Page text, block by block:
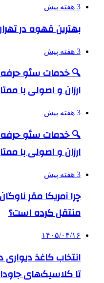
3 هفته پیش
بهترین قهوه در
3 هفته پیش
ارزان و اصولی با
3 هفته پیش
ارزان و اصولی با
3 هفته پیش
چرا آمریکا مقر
منتقل کرده است؟
۱۴۰۵/۰۴/۱۶
تا کلاسیک‌های